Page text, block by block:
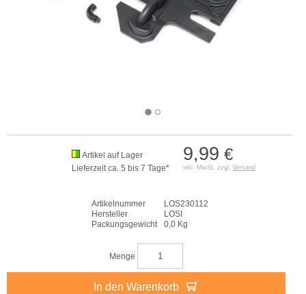
9,99 €
inkl. MwSt. zzgl. Versand
Artikel auf Lager
Lieferzeit ca. 5 bis 7 Tage*
Artikelnummer
LOS230112
Hersteller
LOSI
Packungsgewicht
0,0 Kg
Menge
In den Warenkorb